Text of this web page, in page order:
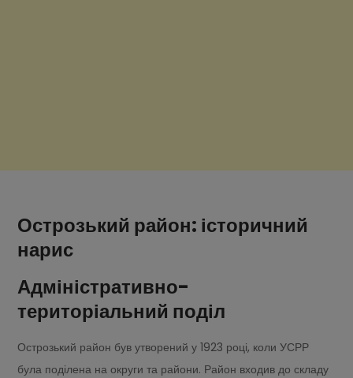
Острозький район: історичний
нарис
Адміністративно-
територіальний поділ
Острозький район був утворений у 1923 році, коли УСРР
була поділена на округи та райони. Район входив до складу